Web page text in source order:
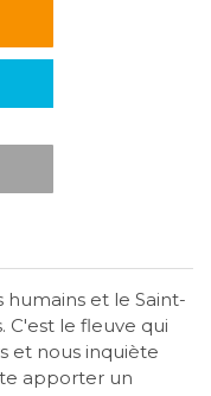
et le Saint-
C'est le fleuve qui
et nous inquiète
apporter un